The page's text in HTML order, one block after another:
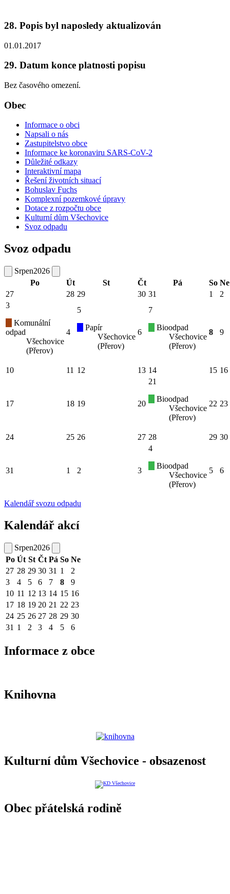
28. Popis byl naposledy aktualizován
01.01.2017
29. Datum konce platnosti popisu
Bez časového omezení.
Obec
Informace o obci
Napsali o nás
Zastupitelstvo obce
Informace ke koronaviru SARS-CoV-2
Důležité odkazy
Interaktivní mapa
Řešení životních situací
Bohuslav Fuchs
Komplexní pozemkové úpravy
Dotace z rozpočtu obce
Kulturní dům Všechovice
Svoz odpadu
Svoz odpadu
Srpen2026
Po
Út St Čt Pá So Ne
27
28 29 30 31 1
2
3
Komunální
odpad
Všechovice
(Přerov)
4
5
Papír
Všechovice
(Přerov)
6
7
Bioodpad
Všechovice
(Přerov)
8 9
10 11 12 13 14 15 16
17 18 19 20
21
Bioodpad
Všechovice
(Přerov)
22 23
24 25 26 27 28 29 30
31 1 2 3
4
Bioodpad
Všechovice
(Přerov)
5 6
Kalendář svozu odpadu
Kalendář akcí
Srpen2026
Po Út St Čt Pá So Ne
27 28 29 30 31 1
2
3
4 5 6 7 8
9
10 11 12 13 14 15 16
17 18 19 20 21 22 23
24 25 26 27 28 29 30
31 1 2 3 4 5 6
Informace z obce
Knihovna
Kulturní dům Všechovice - obsazenost
Obec přátelská rodině